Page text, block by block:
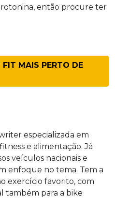
então procure ter
MAIS PERTO DE
especializada em
e alimentação. Já
veículos nacionais e
enfoque no tema. Tem a
exercício favorito, com
também para a bike